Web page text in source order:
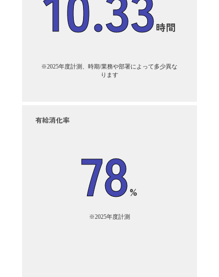
時間
※2025年度計測、時期/業務や部署によって多少異な
ります
有給消化率
78%
※2025年度計測